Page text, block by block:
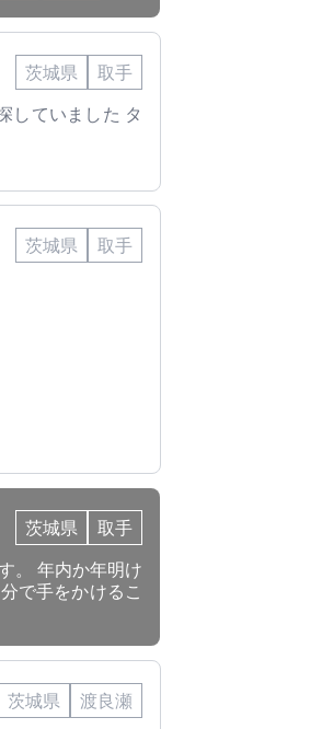
茨城県
取手
していました タ
茨城県
取手
茨城県
取手
。 年内か年明け
で手をかけるこ
茨城県
渡良瀬